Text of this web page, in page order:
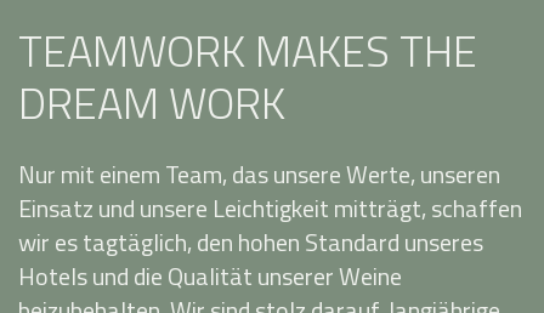
TEAMWORK MAKES THE
DREAM WORK
Nur mit einem Team, das unsere Werte, unseren
Einsatz und unsere Leichtigkeit mitträgt, schaffen
wir es tagtäglich, den hohen Standard unseres
Hotels und die Qualität unserer Weine